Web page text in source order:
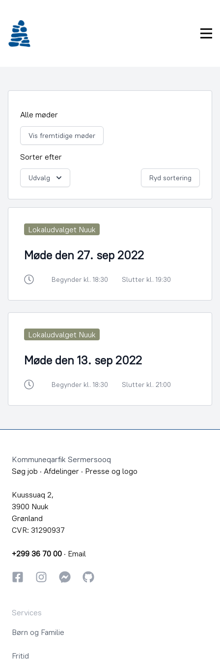
indhold
Alle møder
Vis fremtidige møder
Sorter efter
Udvalg Ryd sortering
Lokaludvalget Nuuk
Møde den 27. sep 2022
Begynder kl. 18:30 Slutter kl. 19:30
Lokaludvalget Nuuk
Møde den 13. sep 2022
Begynder kl. 18:30 Slutter kl. 21:00
Kommuneqarfik Sermersooq
Søg job · Afdelinger · Presse og logo
Kuussuaq 2,
3900 Nuuk
Grønland
CVR: 31290937
+299 36 70 00 · Email
FacebookInstagramInstagram
GitHub
Services
Børn og Familie
Fritid